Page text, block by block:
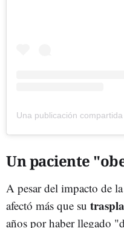
Un paciente
A pesar del impacto de
afectó más que su
años por haber llegado